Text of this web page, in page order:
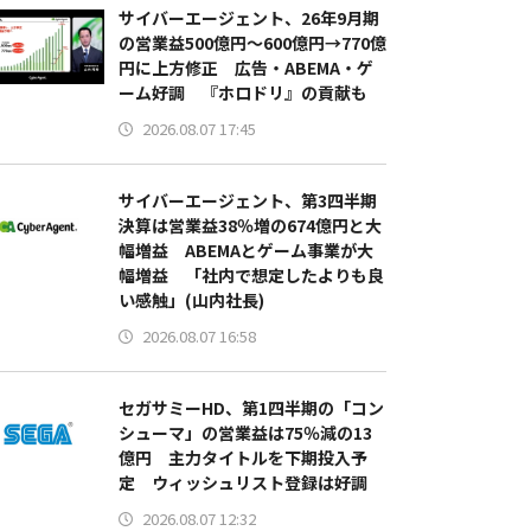
サイバーエージェント、26年9月期
の営業益500億円～600億円→770億
円に上方修正 広告・ABEMA・ゲ
ーム好調 『ホロドリ』の貢献も
2026.08.07 17:45
サイバーエージェント、第3四半期
決算は営業益38％増の674億円と大
幅増益 ABEMAとゲーム事業が大
幅増益 「社内で想定したよりも良
い感触」(山内社長)
2026.08.07 16:58
セガサミーHD、第1四半期の「コン
シューマ」の営業益は75％減の13
億円 主力タイトルを下期投入予
定 ウィッシュリスト登録は好調
2026.08.07 12:32